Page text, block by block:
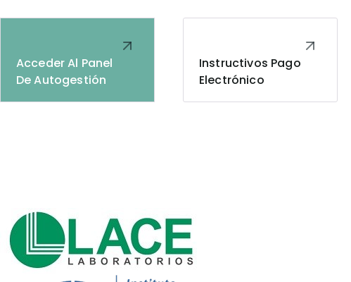
Acceder Al Panel
De Autogestión
Instructivos Pago
Electrónico